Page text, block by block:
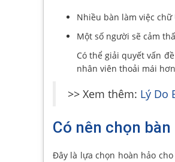
Nhiều bàn làm việc
Một số người sẽ cảm
Có thể giải quyết vấn
nhân viên thoải mái
>> Xem thêm: Lý Do
Có nên chọn
Đây là lựa chọn hoàn hảo